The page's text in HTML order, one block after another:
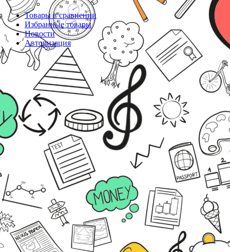
Товары в сравнении
Избранные товары
Новости
Авторизация